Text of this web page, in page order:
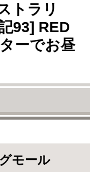
トラリ
93] RED
ーでお昼
モール